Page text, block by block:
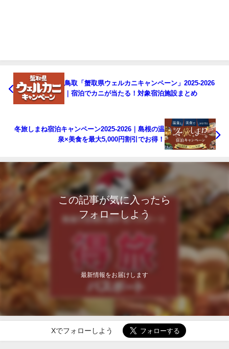
鳥取「蟹取県ウェルカニキャンペーン」2025-2026
｜宿泊でカニが当たる！対象宿泊施設まとめ
冬旅しまね宿泊キャンペーン2025-2026｜島根の温
泉×美食を最大5,000円割引でお得！
この記事が気に入ったら
フォローしよう
最新情報をお届けします
Xでフォローしよう